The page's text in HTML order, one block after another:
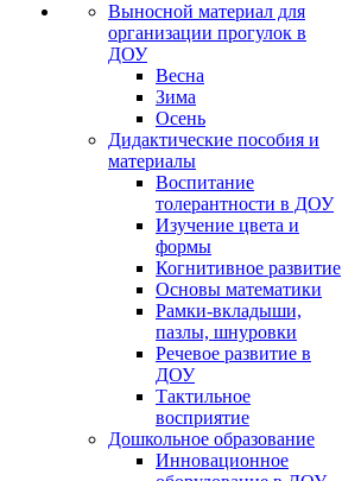
Выносной материал для
организации прогулок в
ДОУ
Весна
Зима
Осень
Дидактические пособия и
материалы
Воспитание
толерантности в ДОУ
Изучение цвета и
формы
Когнитивное развитие
Основы математики
Рамки-вкладыши,
пазлы, шнуровки
Речевое развитие в
ДОУ
Тактильное
восприятие
Дошкольное образование
Инновационное